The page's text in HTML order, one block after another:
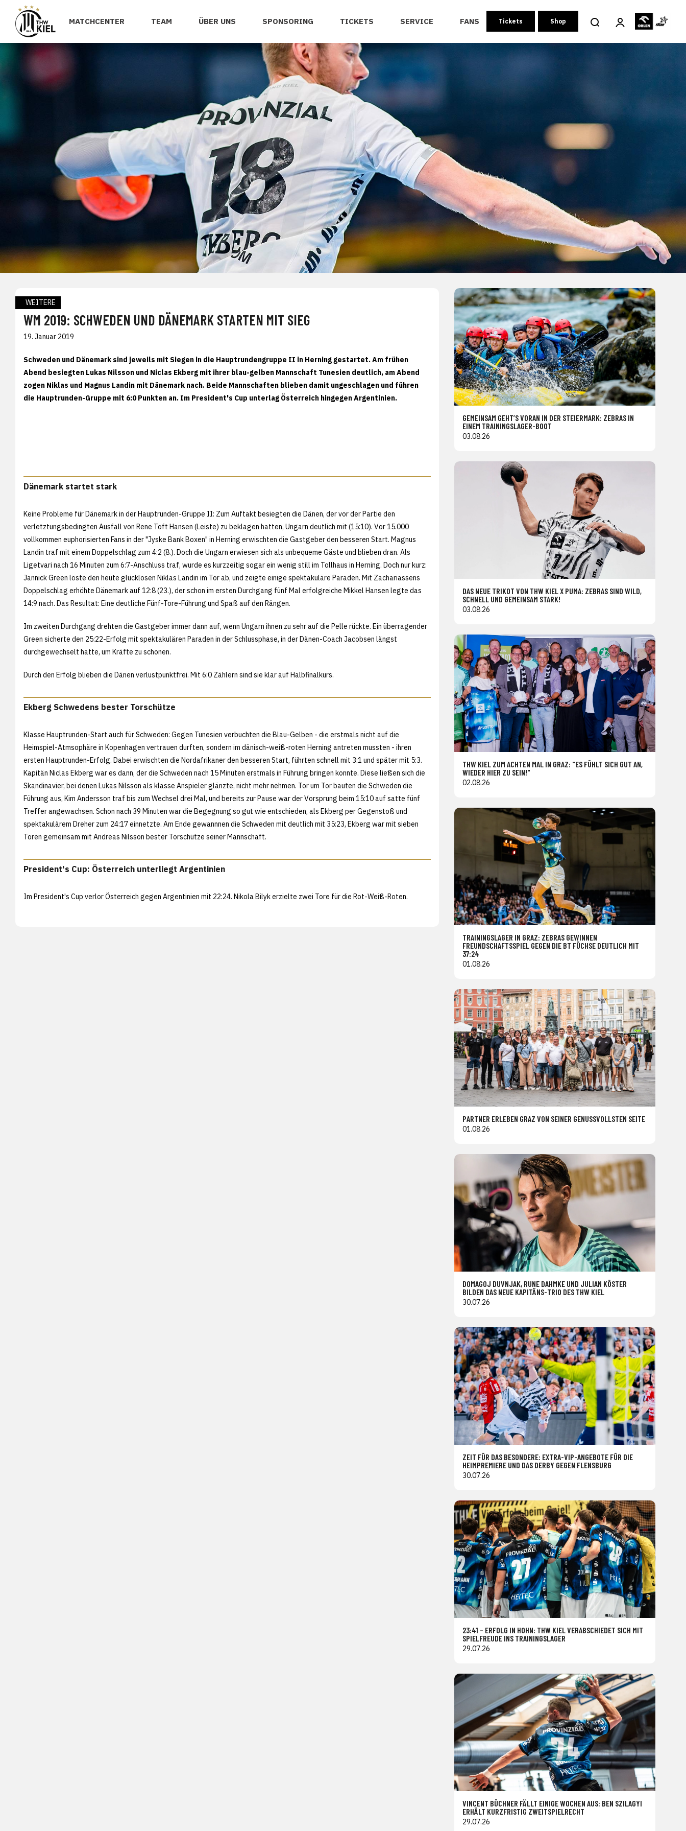
MATCHCENTER TEAM ÜBER UNS SPONSORING TICKETS SERVICE FANS Tickets Shop
WEITERE
WM 2019: SCHWEDEN UND DÄNEMARK STARTEN MIT SIEG
19. Januar 2019
Schweden und Dänemark sind jeweils mit Siegen in die Hauptrundengruppe II in Herning gestartet. Am frühen
Abend besiegten Lukas Nilsson und Niclas Ekberg mit ihrer blau-gelben Mannschaft Tunesien deutlich, am Abend
zogen Niklas und Magnus Landin mit Dänemark nach. Beide Mannschaften blieben damit ungeschlagen und führen
die Hauptrunden-Gruppe mit 6:0 Punkten an. Im President's Cup unterlag Österreich hingegen Argentinien.
Dänemark startet stark
Keine Probleme für Dänemark in der Hauptrunden-Gruppe II: Zum Auftakt besiegten die Dänen, der vor der Partie den
verletztungsbedingten Ausfall von Rene Toft Hansen (Leiste) zu beklagen hatten, Ungarn deutlich mit (15:10). Vor 15.000
vollkommen euphorisierten Fans in der "Jyske Bank Boxen" in Herning erwischten die Gastgeber den besseren Start. Magnus
Landin traf mit einem Doppelschlag zum 4:2 (8.). Doch die Ungarn erwiesen sich als unbequeme Gäste und blieben dran. Als
Ligetvari nach 16 Minuten zum 6:7-Anschluss traf, wurde es kurzzeitig sogar ein wenig still im Tollhaus in Herning. Doch nur kurz:
Jannick Green löste den heute glücklosen Niklas Landin im Tor ab, und zeigte einige spektakuläre Paraden. Mit Zachariassens
Doppelschlag erhöhte Dänemark auf 12:8 (23.), der schon im ersten Durchgang fünf Mal erfolgreiche Mikkel Hansen legte das
14:9 nach. Das Resultat: Eine deutliche Fünf-Tore-Führung und Spaß auf den Rängen.
Im zweiten Durchgang drehten die Gastgeber immer dann auf, wenn Ungarn ihnen zu sehr auf die Pelle rückte. Ein überragender
Green sicherte den 25:22-Erfolg mit spektakulären Paraden in der Schlussphase, in der Dänen-Coach Jacobsen längst
durchgewechselt hatte, um Kräfte zu schonen.
Durch den Erfolg blieben die Dänen verlustpunktfrei. Mit 6:0 Zählern sind sie klar auf Halbfinalkurs.
Ekberg Schwedens bester Torschütze
Klasse Hauptrunden-Start auch für Schweden: Gegen Tunesien verbuchten die Blau-Gelben - die erstmals nicht auf die
Heimspiel-Atmsophäre in Kopenhagen vertrauen durften, sondern im dänisch-weiß-roten Herning antreten mussten - ihren
ersten Hauptrunden-Erfolg. Dabei erwischten die Nordafrikaner den besseren Start, führten schnell mit 3:1 und später mit 5:3.
Kapitän Niclas Ekberg war es dann, der die Schweden nach 15 Minuten erstmals in Führung bringen konnte. Diese ließen sich die
Skandinavier, bei denen Lukas Nilsson als klasse Anspieler glänzte, nicht mehr nehmen. Tor um Tor bauten die Schweden die
Führung aus, Kim Andersson traf bis zum Wechsel drei Mal, und bereits zur Pause war der Vorsprung beim 15:10 auf satte fünf
Treffer angewachsen. Schon nach 39 Minuten war die Begegnung so gut wie entschieden, als Ekberg per Gegenstoß und
spektakulärem Dreher zum 24:17 einnetzte. Am Ende gewannnen die Schweden mit deutlich mit 35:23, Ekberg war mit sieben
Toren gemeinsam mit Andreas Nilsson bester Torschütze seiner Mannschaft.
President's Cup: Österreich unterliegt Argentinien
Im President's Cup verlor Österreich gegen Argentinien mit 22:24. Nikola Bilyk erzielte zwei Tore für die Rot-Weiß-Roten.
GEMEINSAM GEHT’S VORAN IN DER STEIERMARK: ZEBRAS IN
EINEM TRAININGSLAGER-BOOT
03.08.26
DAS NEUE TRIKOT VON THW KIEL X PUMA: ZEBRAS SIND WILD,
SCHNELL UND GEMEINSAM STARK!
03.08.26
THW KIEL ZUM ACHTEN MAL IN GRAZ: "ES FÜHLT SICH GUT AN,
WIEDER HIER ZU SEIN!"
02.08.26
TRAININGSLAGER IN GRAZ: ZEBRAS GEWINNEN
FREUNDSCHAFTSSPIEL GEGEN DIE BT FÜCHSE DEUTLICH MIT
37:24
01.08.26
PARTNER ERLEBEN GRAZ VON SEINER GENUSSVOLLSTEN SEITE
01.08.26
DOMAGOJ DUVNJAK, RUNE DAHMKE UND JULIAN KÖSTER
BILDEN DAS NEUE KAPITÄNS-TRIO DES THW KIEL
30.07.26
ZEIT FÜR DAS BESONDERE: EXTRA-VIP-ANGEBOTE FÜR DIE
HEIMPREMIERE UND DAS DERBY GEGEN FLENSBURG
30.07.26
23:41 – ERFOLG IN HOHN: THW KIEL VERABSCHIEDET SICH MIT
SPIELFREUDE INS TRAININGSLAGER
29.07.26
VINCENT BÜCHNER FÄLLT EINIGE WOCHEN AUS: BEN SZILAGYI
ERHÄLT KURZFRISTIG ZWEITSPIELRECHT
29.07.26